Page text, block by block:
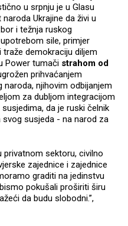
u srpnju je u Glasu
Ukrajine da živi u
i težnja ruskog
sile, primjer
demokraciju diljem
Power tumači strahom od
prihvaćanjem
njihovim odbijanjem
za dubljom integracijom
da je ruski čelnik
susjeda - na narod za
privatnom sektoru, civilno
zajednice i zajednice
graditi na jedinstvu
pokušali proširiti širu
da budu slobodni.”,